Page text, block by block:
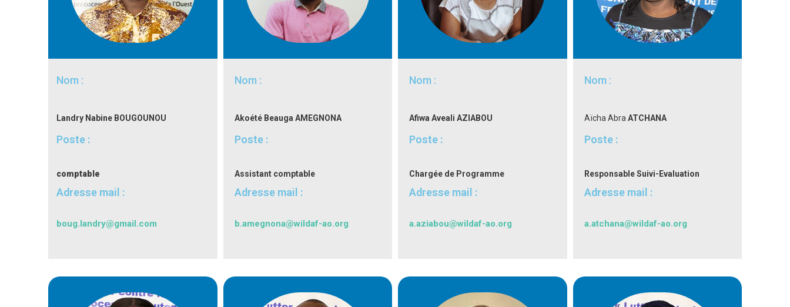
Nom :
Landry Nabine BOUGOUNOU
Poste :
comptable
Adresse mail :
boug.landry@gmail.com
Nom :
Akoété Beauga AMEGNONA
Poste :
Assistant comptable
Adresse mail :
b.amegnona@wildaf-ao.org
Nom :
Afiwa Aveali AZIABOU
Poste :
Chargée de Programme
Adresse mail :
a.aziabou@wildaf-ao.org
Nom :
Aïcha Abra ATCHANA
Poste :
Responsable Suivi-Evaluation
Adresse mail :
a.atchana@wildaf-ao.org